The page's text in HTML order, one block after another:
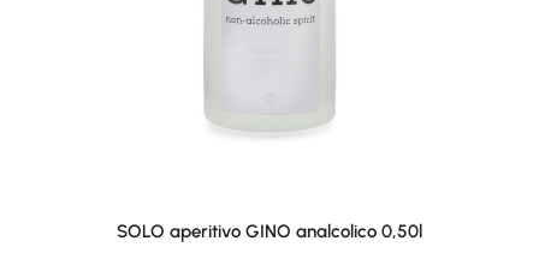
SOLO aperitivo GINO analcolico 0,50l